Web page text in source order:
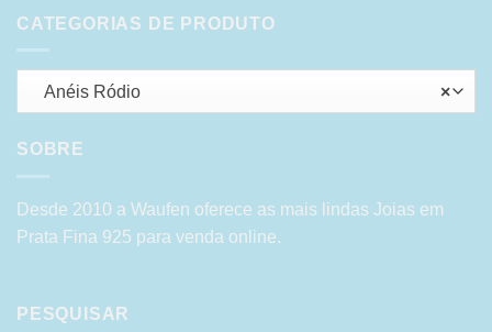
CATEGORIAS DE PRODUTO
×
Anéis Ródio
SOBRE
Desde 2010 a Waufen oferece as mais lindas Joias em
Prata Fina 925 para venda online.
PESQUISAR